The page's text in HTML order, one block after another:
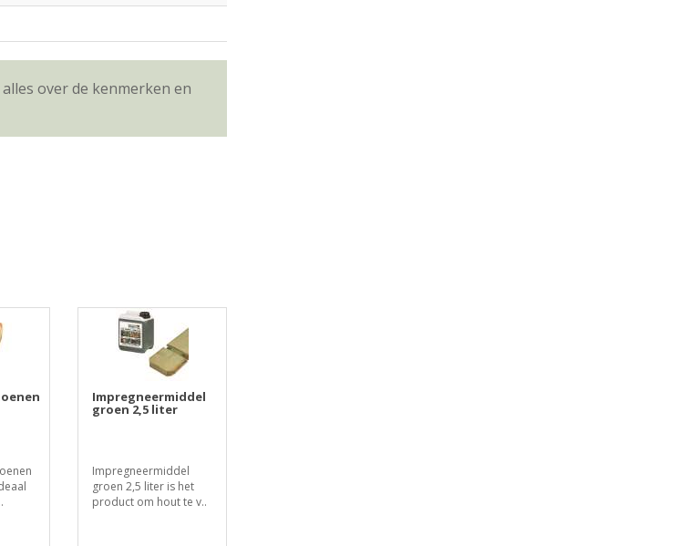
over de kenmerken en
Impregneermiddel
groen 2,5 liter
Impregneermiddel
groen 2,5 liter is het
product om hout te v..